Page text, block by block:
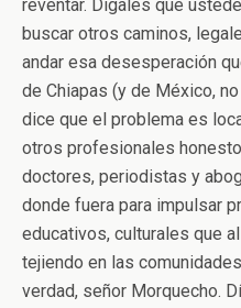
reventar. Dígales que
buscar otros caminos,
andar esa desesperación
de Chiapas (y de México,
dice que el problema es
otros profesionales
doctores, periodistas y
donde fuera para impulsar
educativos, culturales que
tejiendo en las
verdad, señor Morquecho.